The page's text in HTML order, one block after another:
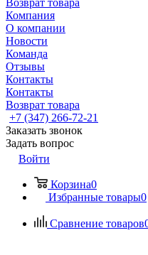
Возврат товара
Компания
О компании
Новости
Команда
Отзывы
Контакты
Контакты
Возврат товара
+7 (347) 266-72-21
Заказать звонок
Задать вопрос
Войти
Корзина0
Избранные товары0
Сравнение товаров